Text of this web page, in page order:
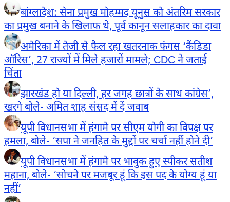
बांग्लादेश: सेना प्रमुख मोहम्मद यूनुस को अंतरिम सरकार
का प्रमुख बनाने के खिलाफ थे, पूर्व कानून सलाहकार का दावा
अमेरिका में तेजी से फैल रहा खतरनाक फंगस ‘कैंडिडा
ऑरिस’, 27 राज्यों में मिले हजारों मामले; CDC ने जताई
चिंता
झारखंड हो या दिल्ली, हर जगह छात्रों के साथ कांग्रेस’,
खरगे बोले- अमित शाह संसद में दें जवाब
यूपी विधानसभा में हंगामे पर सीएम योगी का विपक्ष पर
हमला, बोले- ‘सपा ने जनहित के मुद्दों पर चर्चा नहीं होने दी’
यूपी विधानसभा में हंगामे पर भावुक हुए स्पीकर सतीश
महाना, बोले- ‘सोचने पर मजबूर हूं कि इस पद के योग्य हूं या
नहीं’